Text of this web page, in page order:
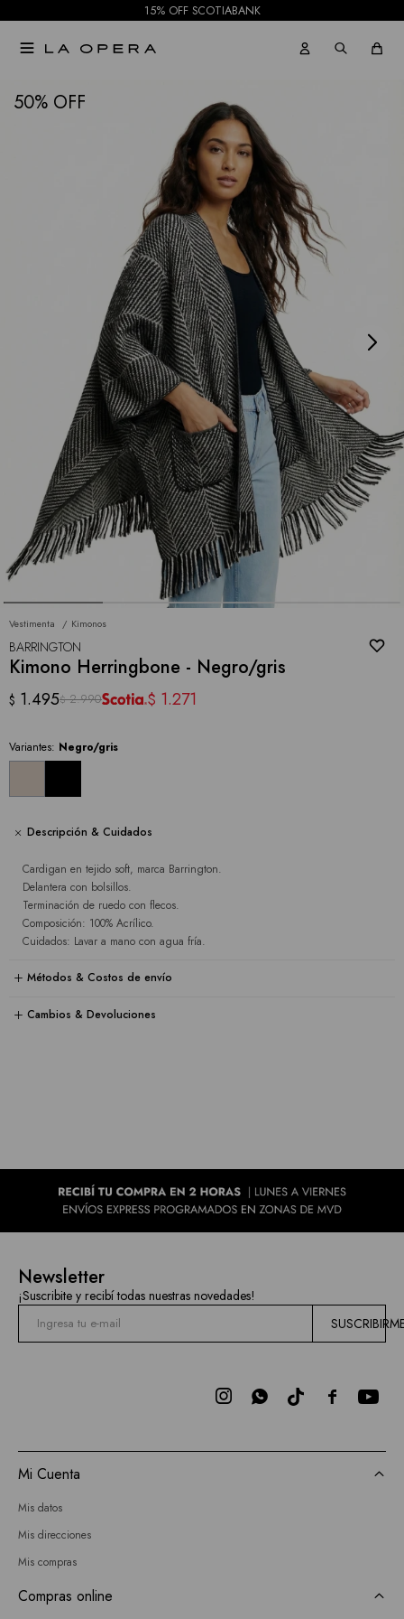
15% OFF SCOTIABANK

50
Vestimenta Kimonos
BARRINGTON
Kimono Herringbone - Negro/gris
$ 1.495$ 2.990 $ 1.271
Variantes: Negro/gris
Descripción & Cuidados
Cardigan en tejido soft, marca Barrington.
Delantera con bolsillos.
Terminación de ruedo con flecos.
Composición: 100% Acrílico.
Cuidados: Lavar a mano con agua fría.
Métodos & Costos de envío
Cambios & Devoluciones
Newsletter
¡Suscribite y recibí todas nuestras novedades!

 
Mi Cuenta
Mis datos
Mis direcciones
Mis compras
Compras online